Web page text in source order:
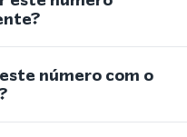
número com o